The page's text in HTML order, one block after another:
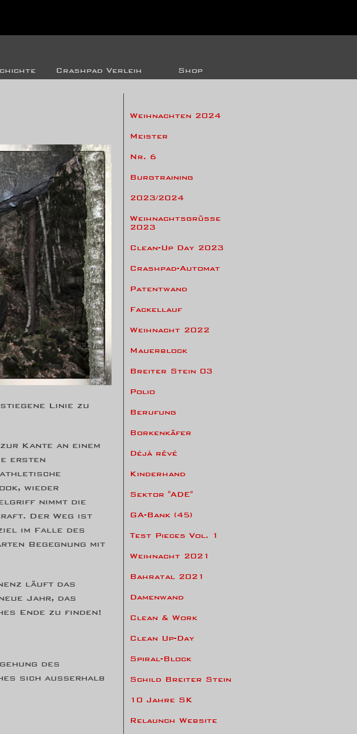
Crashpad Verleih Shop
Linie zu
Kante an einem
ersten
athletische
wieder
nimmt die
Der Weg ist
im Falle des
Begegnung mit
läuft das
Jahr, das
Ende zu finden!
des
sich außerhalb
Weihnachten 2024
Meister
Nr. 6
Burgtraining
2023/2024
Weihnachtsgrüsse
2023
Clean-Up Day 2023
Crashpad-Automat
Patentwand
Fackellauf
Weihnacht 2022
Mauerblock
Breiter Stein 03
Polio
Berufung
Borkenkäfer
Déjà rêvé
Kinderhand
Sektor "ADE"
GA-Bank (45)
Test Pieces Vol. 1
Weihnacht 2021
Bahratal 2021
Damenwand
Clean & Work
Clean Up-Day
Spiral-Block
Schild Breiter Stein
10 Jahre SK
Relaunch Website